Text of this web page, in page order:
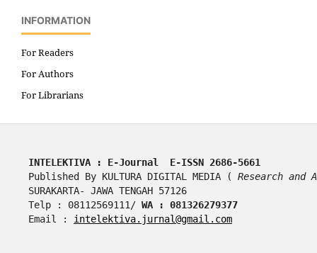
INFORMATION
For Readers
For Authors
For Librarians
INTELEKTIVA : E-Journal  E-ISSN 2686-5661
Published By KULTURA DIGITAL MEDIA ( Research and
SURAKARTA- JAWA TENGAH 57126
Telp : 08112569111/ WA : 081326279377
Email : intelektiva.jurnal@gmail.com